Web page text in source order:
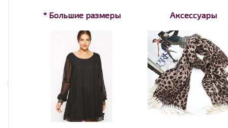
* Большие размеры Аксессуары